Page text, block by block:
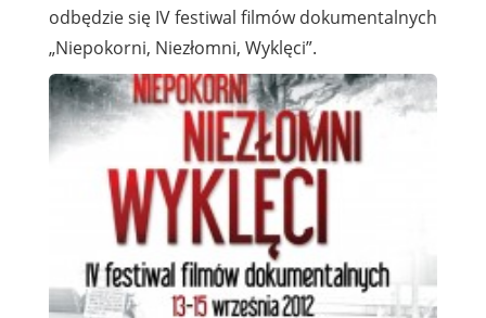
odbędzie się IV festiwal filmów dokumentalnych
„Niepokorni, Niezłomni, Wyklęci”.